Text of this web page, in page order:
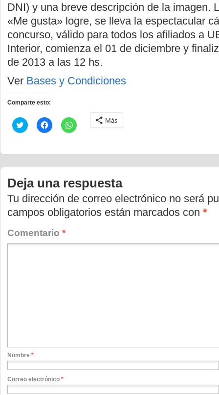
DNI) y una breve descripción de la imagen.
«Me gusta» logre, se lleva la espectacular
concurso, válido para todos los afiliados a
Interior, comienza el 01 de diciembre y
de 2013 a las 12 hs.
Ver Bases y Condiciones
Comparte esto:
Haz
clic
Twitter
abre
una
ventana
nueva)
Haz
clic
Facebook
abre
una
ventana
nueva)
Haz
clic
WhatsApp
abre
una
ventana
Más
Deja una respuesta
Tu dirección de correo electrónico no será
campos obligatorios están marcados con *
Comentario *
Nombre *
Correo electrónico *